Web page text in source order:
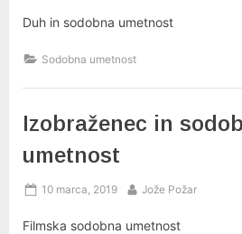
Duh in sodobna umetnost
Sodobna umetnost
Izobraženec in
umetnost
Posted
10 marca, 2019 By
Jože Požar
Filmska sodobna umetnost